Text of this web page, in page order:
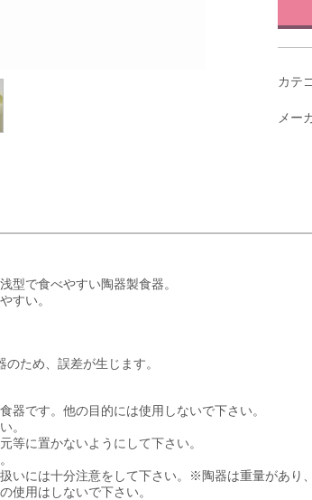
カテ
メー
型で食べやすい陶器製食器。
すい。
ため、誤差が生じます。
器です。他の目的には使用しないで下さい。
。
等に置かないようにして下さい。
いには十分注意をして下さい。※陶器は重量があり
使用はしないで下さい。